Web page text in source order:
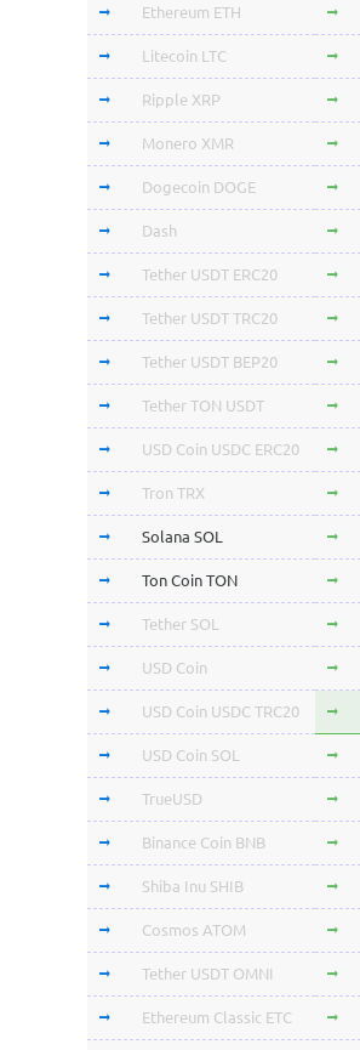
Ethereum ETH
Litecoin LTC
Ripple XRP
Monero XMR
Dogecoin DOGE
Dash
Tether USDT ERC20
Tether USDT TRC20
Tether USDT BEP20
Tether TON USDT
USD Coin USDC ERC20
Tron TRX
Solana SOL
Ton Coin TON
Tether SOL
USD Coin
USD Coin USDC TRC20
USD Coin SOL
TrueUSD
Binance Coin BNB
Shiba Inu SHIB
Cosmos ATOM
Tether USDT OMNI
Ethereum Classic ETC